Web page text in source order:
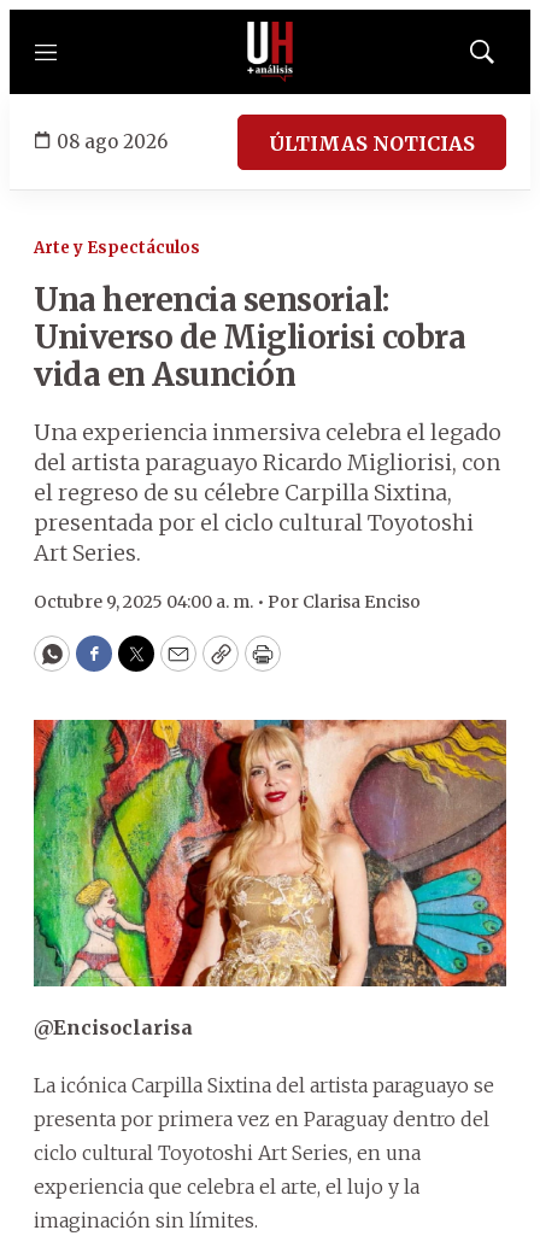
Menú
Mostrar
08 ago 2026 ÚLTIMAS NOTICIAS
Arte y Espectáculos
Una herencia sensorial:
Universo de Migliorisi cobra
vida en Asunción
Una experiencia inmersiva celebra el legado
del artista paraguayo Ricardo Migliorisi, con
el regreso de su célebre Carpilla Sixtina,
presentada por el ciclo cultural Toyotoshi
Art Series.
Octubre 9, 2025 04:00 a. m. • Por Clarisa Enciso
WhatsApp
Facebook
Twitter
EmailCopyPrint
@Encisoclarisa
La icónica Carpilla Sixtina del artista paraguayo se
presenta por primera vez en Paraguay dentro del
ciclo cultural Toyotoshi Art Series, en una
experiencia que celebra el arte, el lujo y la
imaginación sin límites.